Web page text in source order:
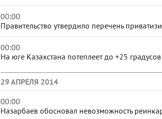
00:00
Правительство утвердило перечень
00:00
На юге Казахстана потеплеет до +25 градусов
29 АПРЕЛЯ 2014
00:00
Назарбаев обосновал невозможность